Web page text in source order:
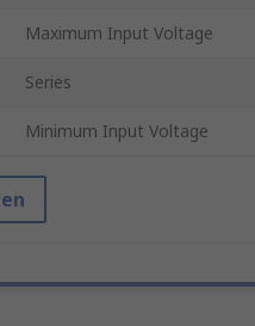
Maximum Input Voltage
Series
Minimum Input Voltage